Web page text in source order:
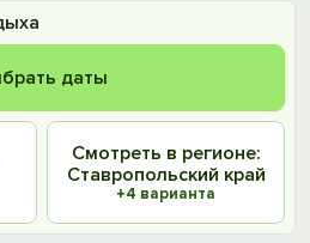
даты
Смотреть в регионе:
Ставропольский край
+4 варианта